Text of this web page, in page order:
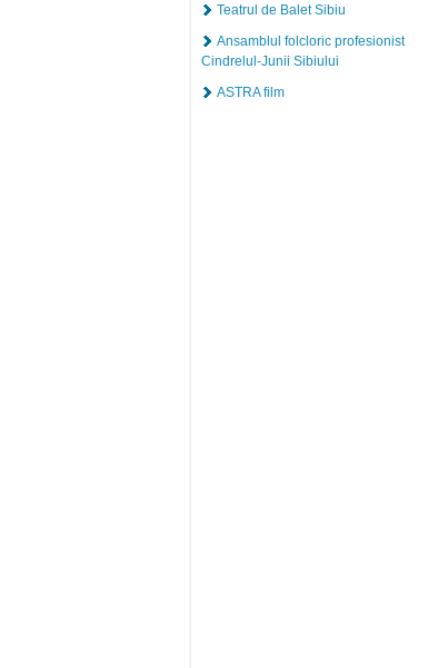
Teatrul de Balet Sibiu
Ansamblul folcloric profesionist
Cindrelul-Junii Sibiului
ASTRA film